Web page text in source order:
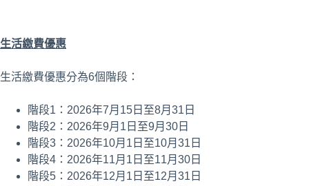
生活繳費優惠
生活繳費優惠分為6個階段：
階段1：2026年7月15日至8月31日
階段2：2026年9月1日至9月30日
階段3：2026年10月1日至10月31日
階段4：2026年11月1日至11月30日
階段5：2026年12月1日至12月31日